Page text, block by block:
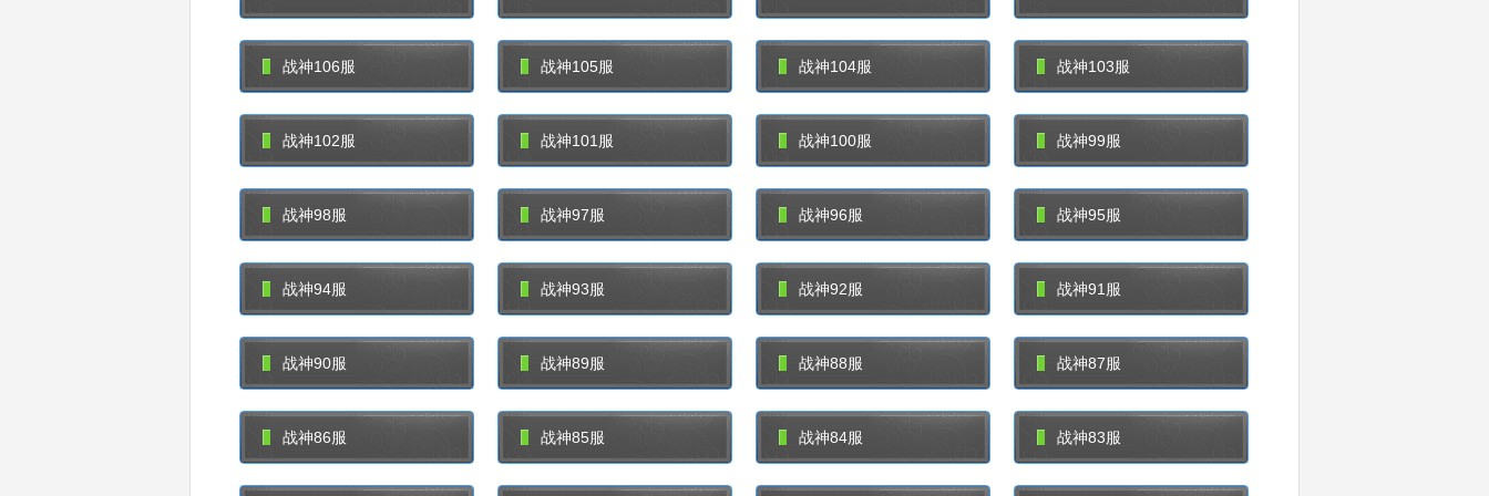
战神106服 战神105服 战神104服 战神103服
战神102服 战神101服 战神100服 战神99服
战神98服 战神97服 战神96服 战神95服
战神94服 战神93服 战神92服 战神91服
战神90服 战神89服 战神88服 战神87服
战神86服 战神85服 战神84服 战神83服